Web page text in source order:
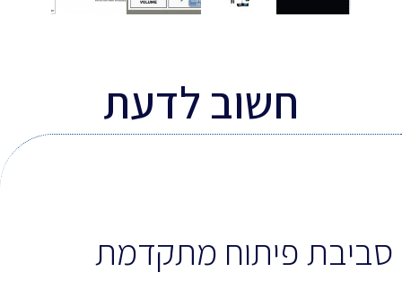
חשוב לדעת
סביבת פיתוח מתקדמת